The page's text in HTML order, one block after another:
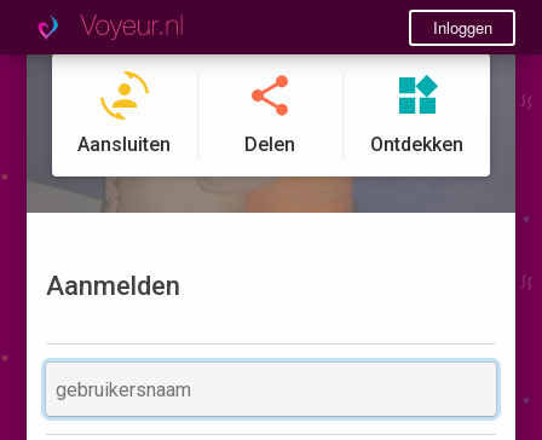
Inloggen
Aansluiten Delen Ontdekken
Aanmelden